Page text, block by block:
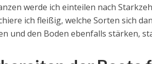
werde ich einteilen nach
ich fleißig, welche Sorten sich
und den Boden ebenfalls stärken,